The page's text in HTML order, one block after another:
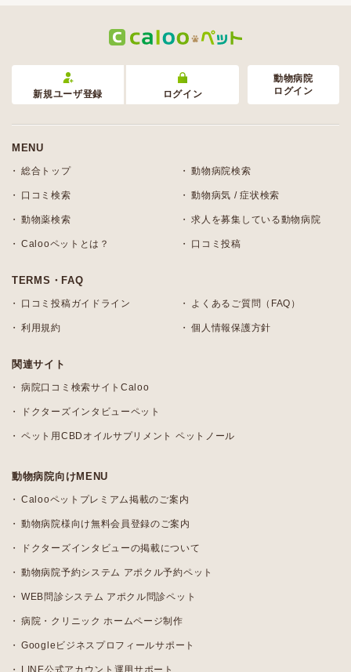
新規ユーザ登録 ログイン
動物病院
ログイン
MENU
総合トップ 動物病院検索
口コミ検索 動物病気 / 症状検索
動物薬検索 求人を募集している動物病院
Calooペットとは？ 口コミ投稿
TERMS・FAQ
口コミ投稿ガイドライン よくあるご質問（FAQ）
利用規約 個人情報保護方針
関連サイト
病院口コミ検索サイトCaloo
ドクターズインタビューペット
ペット用CBDオイルサプリメント ペットノール
動物病院向けMENU
Calooペットプレミアム掲載のご案内
動物病院様向け無料会員登録のご案内
ドクターズインタビューの掲載について
動物病院予約システム アポクル予約ペット
WEB問診システム アポクル問診ペット
病院・クリニック ホームページ制作
Googleビジネスプロフィールサポート
LINE公式アカウント運用サポート